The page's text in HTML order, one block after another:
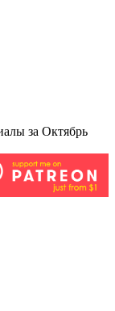
за Октябрь